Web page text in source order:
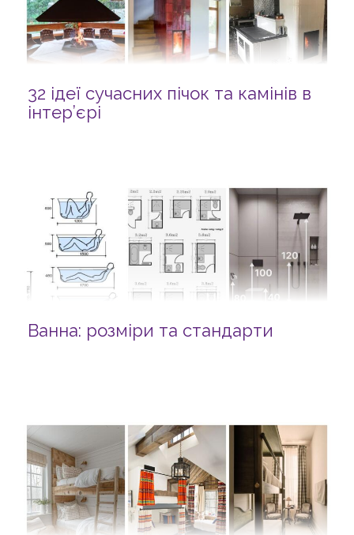
32 ідеї сучасних пічок та камінів в
інтер’єрі
Ванна: розміри та стандарти